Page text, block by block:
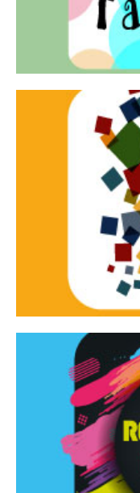
Tracce
Rassegna di